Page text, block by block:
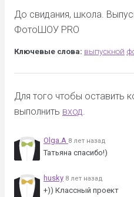
До свидания, школа.
ФотоШОУ PRO
Ключевые слова: выпускной
Для того чтобы оставить
выполнить вход.
Olga.A 8 лет назад
Татьяна спасибо!)
husky 8 лет назад
+)) Классный проект